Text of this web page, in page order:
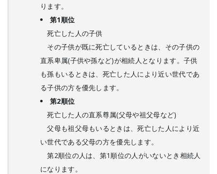
ります。
第1順位
死亡した人の子供
その子供が既に死亡しているときは、その子供の
直系卑属(子供や孫など)が相続人となります。子供
も孫もいるときは、死亡した人により近い世代であ
る子供の方を優先します。
第2順位
死亡した人の直系尊属(父母や祖父母など)
父母も祖父母もいるときは、死亡した人により近
い世代である父母の方を優先します。
第2順位の人は、第1順位の人がいないとき相続人
になります。